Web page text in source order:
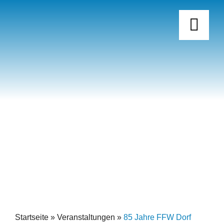
Startseite» Veranstaltungen » 85 Jahre FFW Dorf